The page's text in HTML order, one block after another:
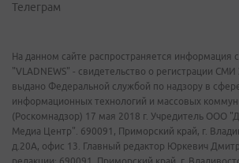
Телеграм
На данном сайте распространяется информация
"VLADNEWS" - свидетельство о регистрации
выдано Федеральной службой по надзору в
информационных технологий и массовых
(Роскомнадзор) 17 мая 2018 г. Учредитель ООО
Медиа Центр". 690091, Приморский край, г.
д.20А, офис 13. Главный редактор Юркевич